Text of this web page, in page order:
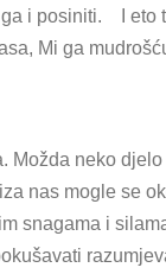
i posiniti. I
Mi ga
neko
nas mogle se
snagama i